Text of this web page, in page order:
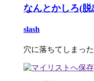
なんとかしろ(脱
slash
穴に落ちてしまっ